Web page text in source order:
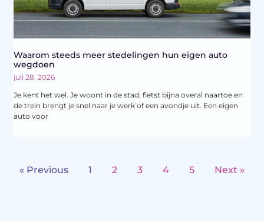
Waarom steeds meer stedelingen hun eigen auto
wegdoen
juli 28, 2026
Je kent het wel. Je woont in de stad, fietst bijna overal naartoe en
de trein brengt je snel naar je werk of een avondje uit. Een eigen
auto voor
« Previous 1 2 3 4 5 Next »